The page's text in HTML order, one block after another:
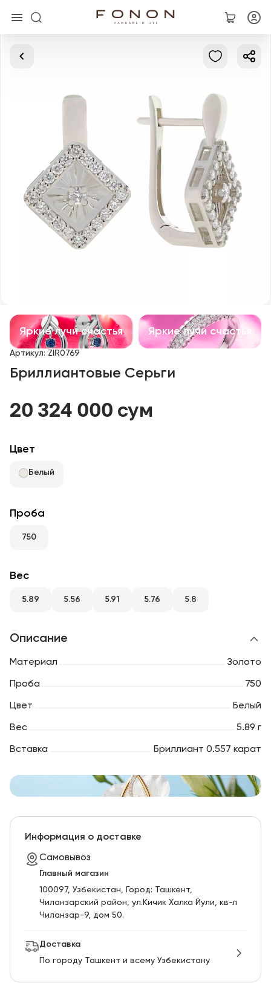
Главная
Браслеты
Кулоны
Аксессуары
Все
О нас
Избранное
Яркие лучи счастья Яркие лучи счастья
Артикул: ZIR0769
Бриллиантовые Серьги
20 324 000 сум
Цвет
Белый
Проба
750
Вес
5.89 5.56 5.91 5.76 5.8
Описание
Материал Золото
Проба 750
Цвет Белый
Вес 5.89 г
Вставка Бриллиант 0.557 карат
Информация о доставке
Самовывоз
Главный магазин
100097, Узбекистан, Город: Ташкент,
Чиланзарский pайон, ул.Кичик Халка Йули, кв-л
Чиланзар-9, дом 50.
Доставка
По городу Ташкент и всему Узбекистану